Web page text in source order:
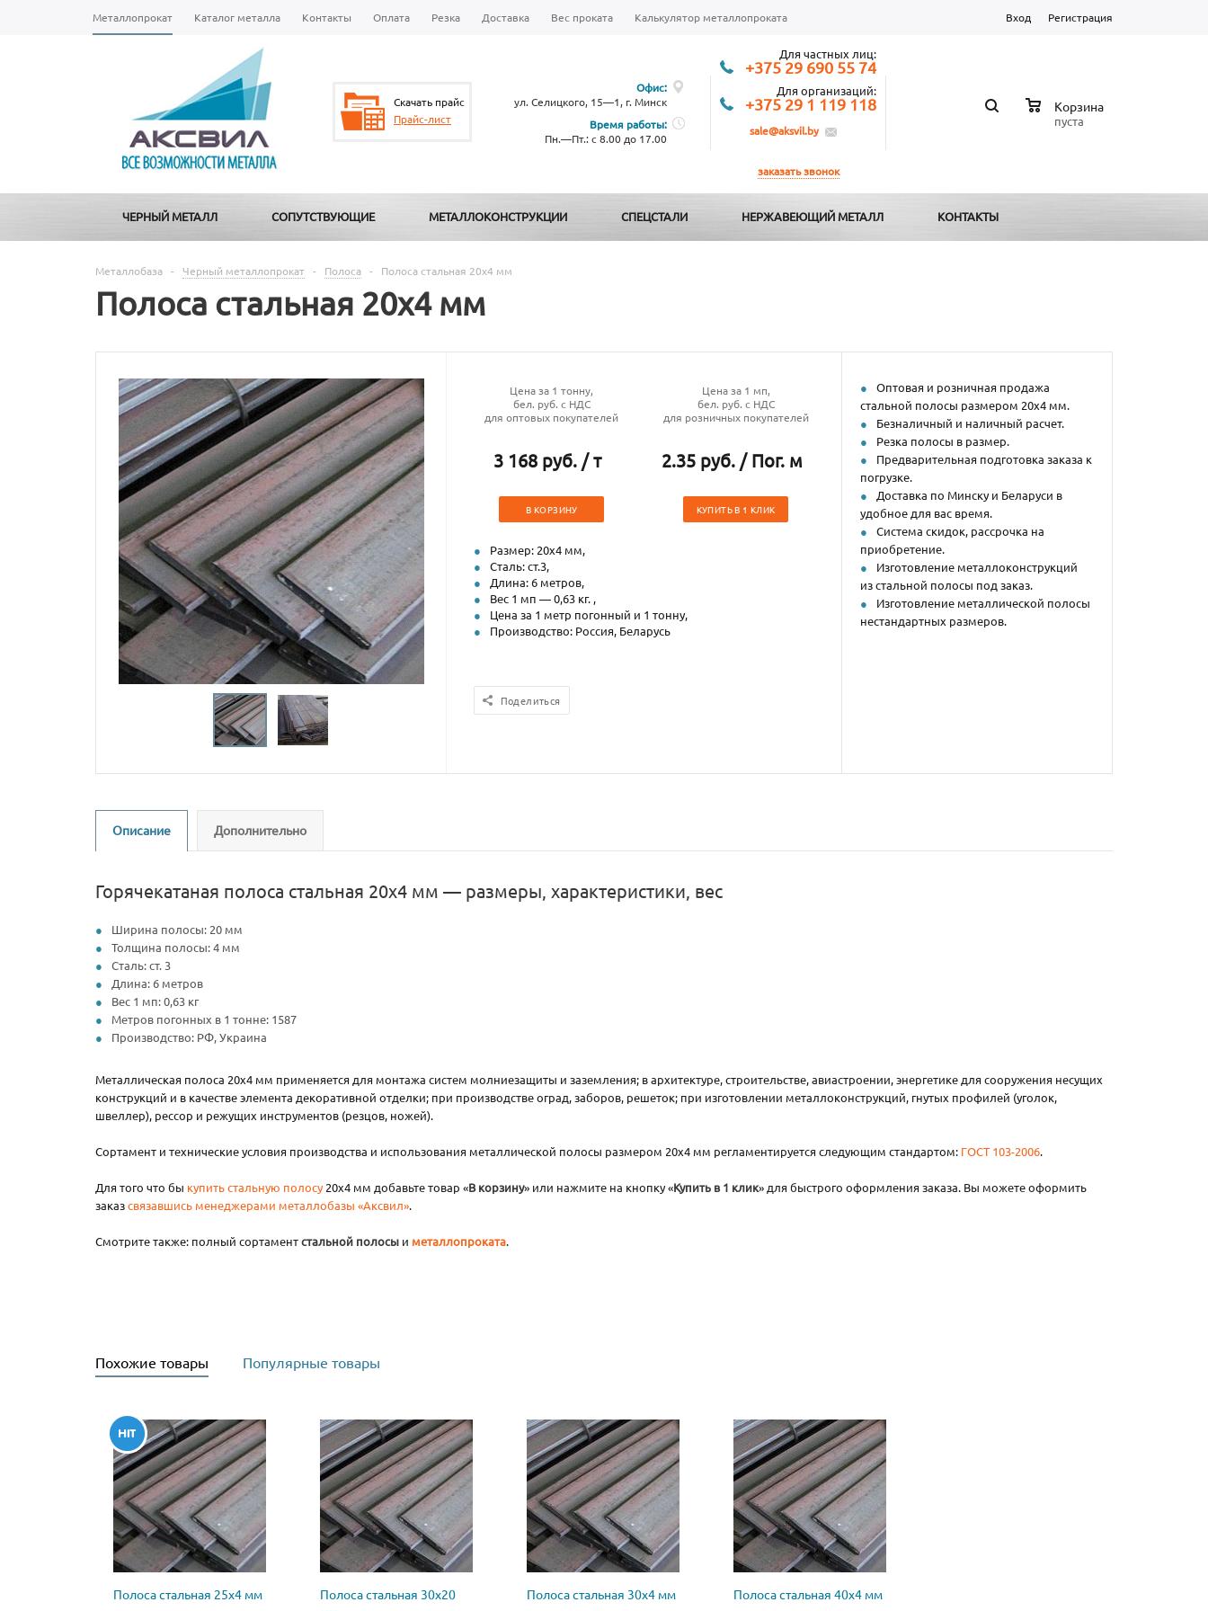
Металлопрокат Каталог металла Контакты Оплата Резка Доставка Вес проката Калькулятор металлопроката Вход Регистрация
Скачать прайс
Прайс-лист
Офис:
ул. Селицкого, 15—1, г. Минск
Время работы:
Пн.—Пт.: с 8.00 до 17.00
Для частных лиц:
+375 29 690 55 74
Для организаций:
+375 29 1 119 118
sale@aksvil.by
заказать звонок
Корзина
пуста
ЧЕРНЫЙ МЕТАЛЛ СОПУТСТВУЮЩИЕ МЕТАЛЛОКОНСТРУКЦИИ СПЕЦСТАЛИ НЕРЖАВЕЮЩИЙ МЕТАЛЛ КОНТАКТЫ
Металлобаза - Черный металлопрокат - Полоса - Полоса стальная 20х4 мм
Полоса стальная 20х4 мм
Цена за 1 тонну,
бел. руб. с НДС
для оптовых покупателей
3 168 руб. / т
Цена за 1 мп,
бел. руб. с НДС
для розничных покупателей
2.35 руб. / Пог. м
В КОРЗИНУ КУПИТЬ В 1 КЛИК
Размер: 20х4 мм,
Сталь: ст.3,
Длина: 6 метров,
Вес 1 мп — 0,63 кг. ,
Цена за 1 метр погонный и 1 тонну,
Производство: Россия, Беларусь
Поделиться
Оптовая и розничная продажа
стальной полосы размером 20х4 мм.
Безналичный и наличный расчет.
Резка полосы в размер.
Предварительная подготовка заказа к
погрузке.
Доставка по Минску и Беларуси в
удобное для вас время.
Система скидок, рассрочка на
приобретение.
Изготовление металлоконструкций
из стальной полосы под заказ.
Изготовление металлической полосы
нестандартных размеров.
Описание Дополнительно
Горячекатаная полоса стальная 20х4 мм — размеры, характеристики, вес
Ширина полосы: 20 мм
Толщина полосы: 4 мм
Сталь: ст. 3
Длина: 6 метров
Вес 1 мп: 0,63 кг
Метров погонных в 1 тонне: 1587
Производство: РФ, Украина
Металлическая полоса 20х4 мм применяется для монтажа систем молниезащиты и заземления; в архитектуре, строительстве, авиастроении, энергетике для сооружения несущих
конструкций и в качестве элемента декоративной отделки; при производстве оград, заборов, решеток; при изготовлении металлоконструкций, гнутых профилей (уголок,
швеллер), рессор и режущих инструментов (резцов, ножей).
Сортамент и технические условия производства и использования металлической полосы размером 20х4 мм регламентируется следующим стандартом: ГОСТ 103-2006.
Для того что бы купить стальную полосу20х4 мм добавьте товар «В корзину» или нажмите на кнопку «Купить в 1 клик» для быстрого оформления заказа. Вы можете оформить
заказсвязавшись менеджерами металлобазы «Аксвил».
Смотрите также: полный сортаментстальной полосы и металлопроката.
Похожие товары Популярные товары
Полоса стальная 25х4 мм
Полоса стальная 30х20
Полоса стальная 30х4 мм Полоса стальная 40х4 мм